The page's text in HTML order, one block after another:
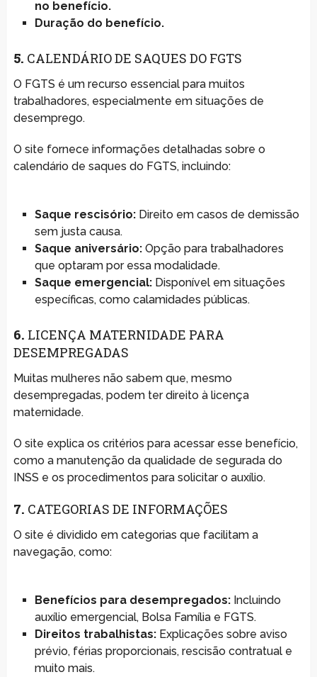
no benefício.
Duração do benefício.
5. CALENDÁRIO DE SAQUES DO FGTS
O FGTS é um recurso essencial para muitos
trabalhadores, especialmente em situações de
desemprego.
O site fornece informações detalhadas sobre o
calendário de saques do FGTS, incluindo:
Saque rescisório:Direito em casos de demissão
sem justa causa.
Saque aniversário:Opção para trabalhadores
que optaram por essa modalidade.
Saque emergencial:Disponível em situações
específicas, como calamidades públicas.
6. LICENÇA MATERNIDADE PARA
DESEMPREGADAS
Muitas mulheres não sabem que, mesmo
desempregadas, podem ter direito à licença
maternidade.
O site explica os critérios para acessar esse benefício,
como a manutenção da qualidade de segurada do
INSS e os procedimentos para solicitar o auxílio.
7. CATEGORIAS DE INFORMAÇÕES
O site é dividido em categorias que facilitam a
navegação, como:
Benefícios para desempregados:Incluindo
auxílio emergencial, Bolsa Família e FGTS.
Direitos trabalhistas:Explicações sobre aviso
prévio, férias proporcionais, rescisão contratual e
muito mais.